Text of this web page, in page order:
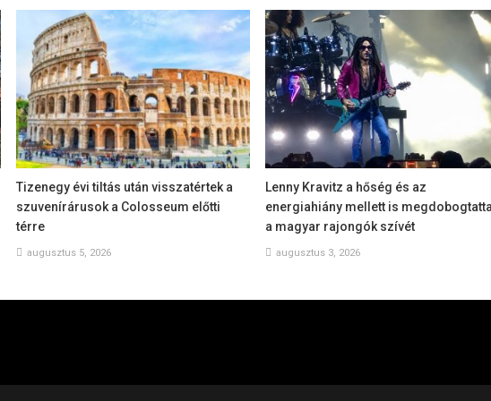
Tizenegy évi tiltás után visszatértek a
szuvenírárusok a Colosseum előtti
térre
augusztus 5, 2026
Lenny Kravitz a hőség és az
energiahiány mellett is
a magyar rajongók szívét
augusztus 3, 2026